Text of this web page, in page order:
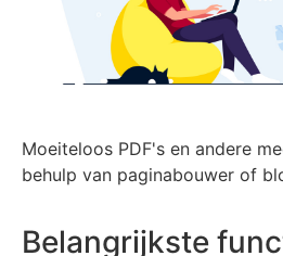
Moeiteloos PDF's en andere
behulp van paginabouwer of
Belangrijkste